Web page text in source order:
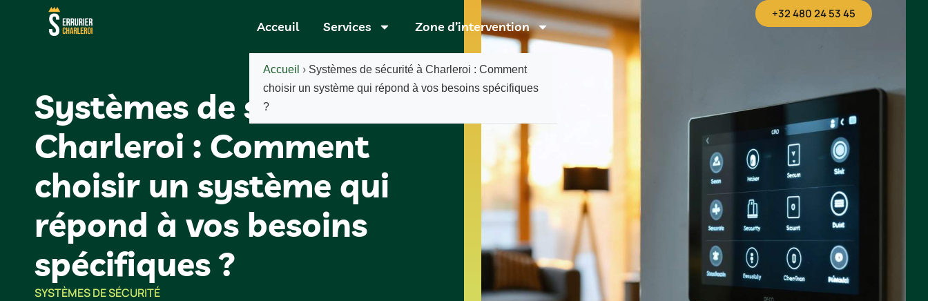
Systèmes de sécurité à
Charleroi : Comment
choisir un système qui
répond à vos besoins
spécifiques ?
SYSTÈMES DE SÉCURITÉ
Acceuil Services Zone d’intervention
Accueil › Systèmes de sécurité à Charleroi : Comment
choisir un système qui répond à vos besoins spécifiques
?
+32 480 24 53 45